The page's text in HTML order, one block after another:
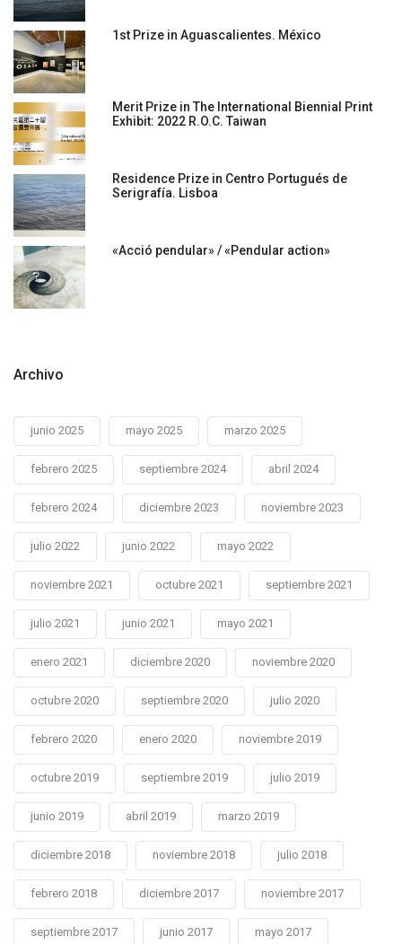
1st Prize in Aguascalientes. México
Merit Prize in The International Biennial Print
Exhibit: 2022 R.O.C. Taiwan
Residence Prize in Centro Portugués de
Serigrafía. Lisboa
«Acció pendular» / «Pendular action»
Archivo
junio 2025 mayo 2025 marzo 2025
febrero 2025 septiembre 2024 abril 2024
febrero 2024 diciembre 2023 noviembre 2023
julio 2022 junio 2022 mayo 2022
noviembre 2021 octubre 2021 septiembre 2021
julio 2021 junio 2021 mayo 2021
enero 2021 diciembre 2020 noviembre 2020
octubre 2020 septiembre 2020 julio 2020
febrero 2020 enero 2020 noviembre 2019
octubre 2019 septiembre 2019 julio 2019
junio 2019 abril 2019 marzo 2019
diciembre 2018 noviembre 2018 julio 2018
febrero 2018 diciembre 2017 noviembre 2017
septiembre 2017 junio 2017 mayo 2017